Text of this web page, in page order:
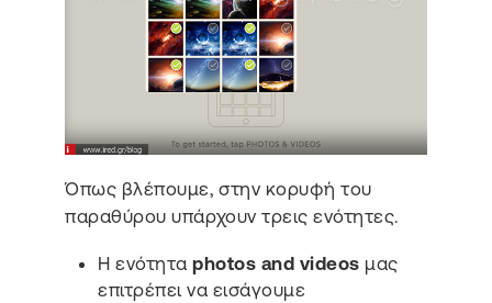
Όπως βλέπουμε, στην κορυφή του
παραθύρου υπάρχουν τρεις ενότητες.
Η ενότηταphotos and videos μας
επιτρέπει να εισάγουμε